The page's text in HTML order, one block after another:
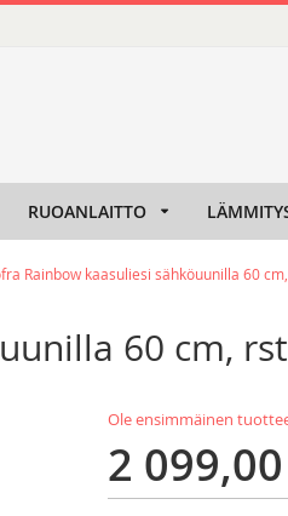
RUOANLAITTO
Rainbow kaasuliesi sähköuunilla 60
60 cm, rst
Ole ensimmäinen
2